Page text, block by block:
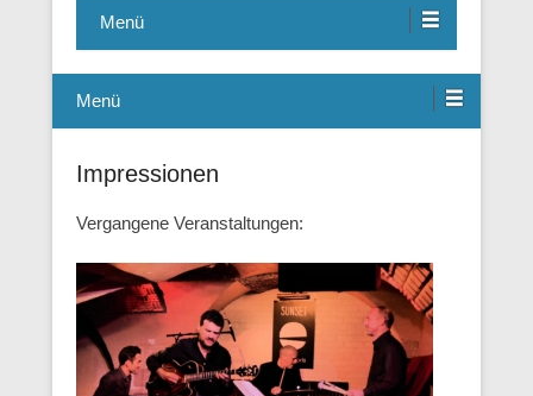
Menü
Menü
Impressionen
Vergangene Veranstaltungen: